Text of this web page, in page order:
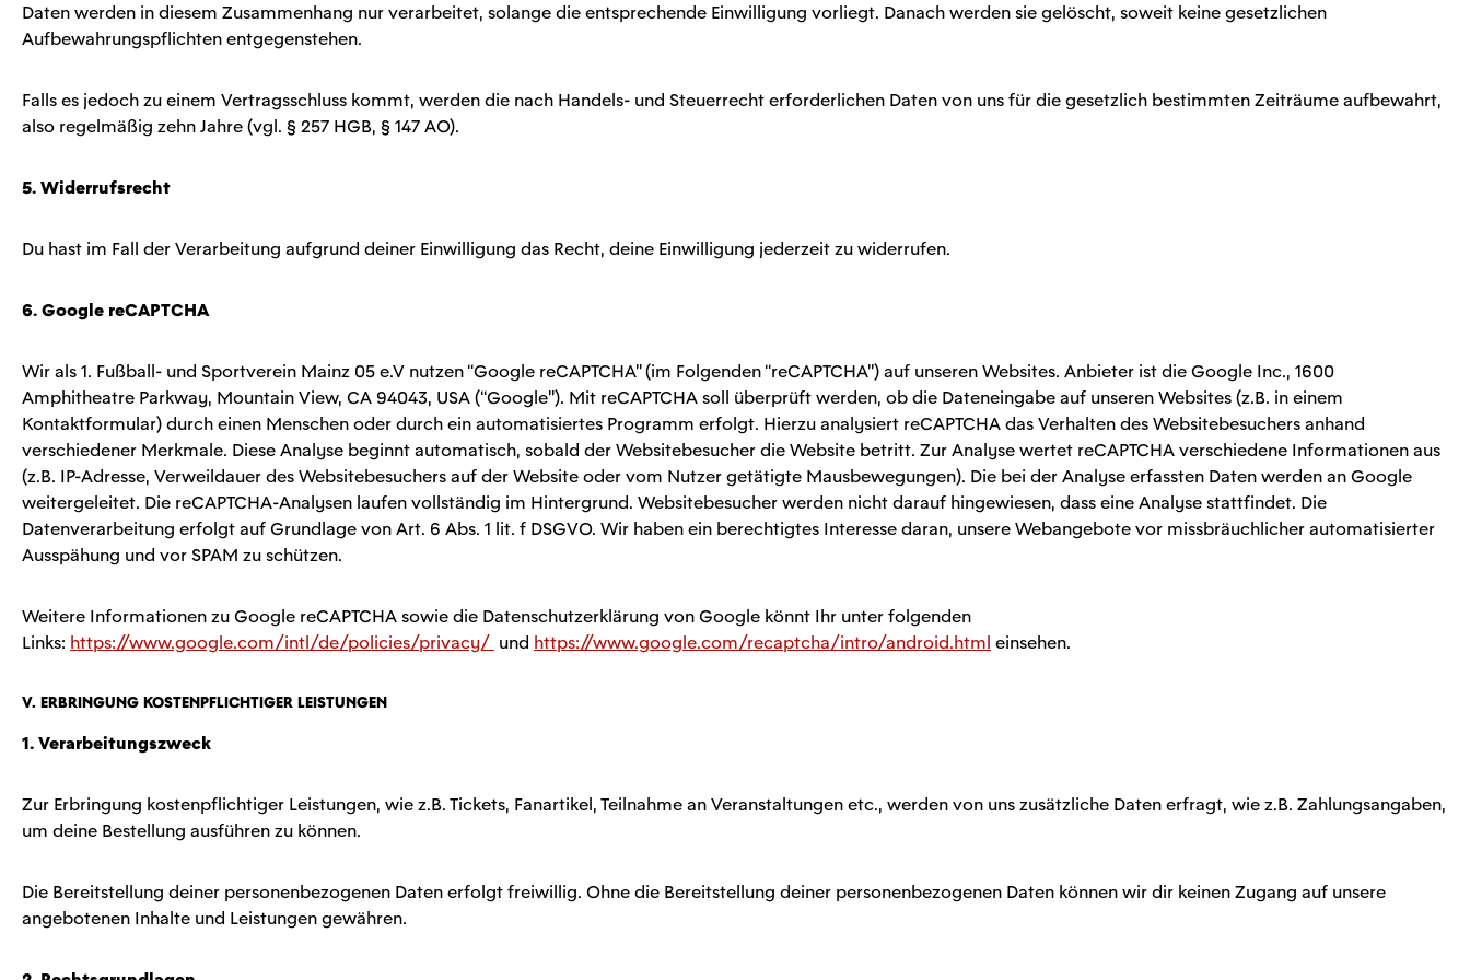
Daten werden in diesem Zusammenhang nur verarbeitet, solange die entsprechende Einwilligung vorliegt. Danach werden sie gelöscht, soweit keine gesetzlichen
Aufbewahrungspflichten entgegenstehen.
Falls es jedoch zu einem Vertragsschluss kommt, werden die nach Handels- und Steuerrecht erforderlichen Daten von uns für die gesetzlich bestimmten Zeiträume aufbewahrt,
also regelmäßig zehn Jahre (vgl. § 257 HGB, § 147 AO).
5. Widerrufsrecht
Du hast im Fall der Verarbeitung aufgrund deiner Einwilligung das Recht, deine Einwilligung jederzeit zu widerrufen.
6. Google reCAPTCHA
Wir als 1. Fußball- und Sportverein Mainz 05 e.V nutzen “Google reCAPTCHA” (im Folgenden “reCAPTCHA”) auf unseren Websites. Anbieter ist die Google Inc., 1600
Amphitheatre Parkway, Mountain View, CA 94043, USA (“Google”). Mit reCAPTCHA soll überprüft werden, ob die Dateneingabe auf unseren Websites (z.B. in einem
Kontaktformular) durch einen Menschen oder durch ein automatisiertes Programm erfolgt. Hierzu analysiert reCAPTCHA das Verhalten des Websitebesuchers anhand
verschiedener Merkmale. Diese Analyse beginnt automatisch, sobald der Websitebesucher die Website betritt. Zur Analyse wertet reCAPTCHA verschiedene Informationen aus
(z.B. IP-Adresse, Verweildauer des Websitebesuchers auf der Website oder vom Nutzer getätigte Mausbewegungen). Die bei der Analyse erfassten Daten werden an Google
weitergeleitet. Die reCAPTCHA-Analysen laufen vollständig im Hintergrund. Websitebesucher werden nicht darauf hingewiesen, dass eine Analyse stattfindet. Die
Datenverarbeitung erfolgt auf Grundlage von Art. 6 Abs. 1 lit. f DSGVO. Wir haben ein berechtigtes Interesse daran, unsere Webangebote vor missbräuchlicher automatisierter
Ausspähung und vor SPAM zu schützen.
Weitere Informationen zu Google reCAPTCHA sowie die Datenschutzerklärung von Google könnt Ihr unter folgenden
Links: https://www.google.com/intl/de/policies/privacy/ und https://www.google.com/recaptcha/intro/android.html einsehen.
V. Erbringung kostenpflichtiger Leistungen
1. Verarbeitungszweck
Zur Erbringung kostenpflichtiger Leistungen, wie z.B. Tickets, Fanartikel, Teilnahme an Veranstaltungen etc., werden von uns zusätzliche Daten erfragt, wie z.B. Zahlungsangaben,
um deine Bestellung ausführen zu können.
Die Bereitstellung deiner personenbezogenen Daten erfolgt freiwillig. Ohne die Bereitstellung deiner personenbezogenen Daten können wir dir keinen Zugang auf unsere
angebotenen Inhalte und Leistungen gewähren.